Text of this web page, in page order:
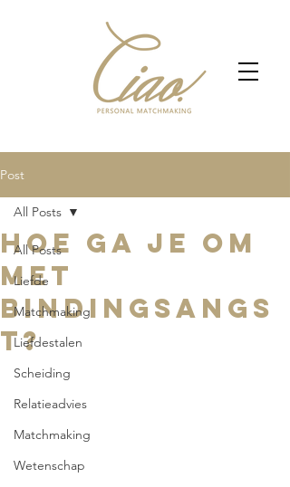
Post
All Posts
Liefde
Matchmaking
Liefdestalen
Scheiding
Relatieadvies
Matchmaking
Wetenschap
All Posts
Hoe ga je om
met
bindingsangs
t?